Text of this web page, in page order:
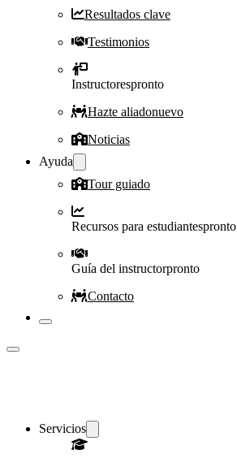
Resultados clave
Testimonios
Instructorespronto
Hazte aliadonuevo
Noticias
Ayuda
Tour guiado
Recursos para estudiantespronto
Guía del instructorpronto
Contacto
Servicios